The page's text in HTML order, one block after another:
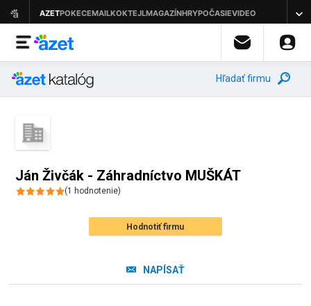
Hľadať firmu
Ján Živčák - Záhradníctvo MUŠKÁT
(1 hodnotenie)
Hodnotiť firmu
NAPÍSAŤ